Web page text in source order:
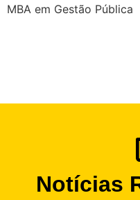
MBA em Gestão Pública
Notícias